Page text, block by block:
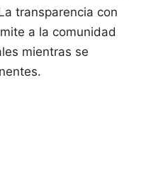
transparencia con
a la comunidad
mientras se